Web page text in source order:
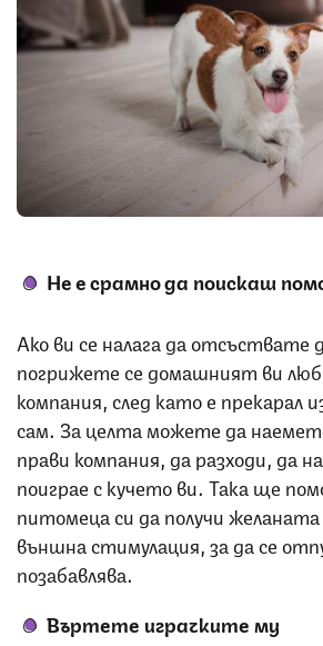
Не е срамно да поискаш
Ако ви се налага да отсъствате
погрижете се домашният ви
компания, след като е прекарал
сам. За целта можете да
прави компания, да разходи, да
поиграе с кучето ви. Така ще
питомеца си да получи
външна стимулация, за да се
позабавлява.
Въртете играчките му